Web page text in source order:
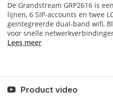
De Grandstream GRP2616 is
lijnen, 6 SIP-accounts en twee
geïntegreerde dual-band wifi,
voor snelle
Lees meer
Product video